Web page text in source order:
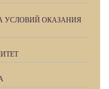
УСЛОВИЙ ОКАЗАНИЯ